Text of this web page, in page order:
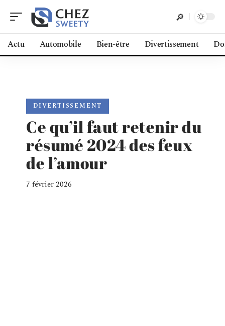
Actu Automobile Bien-être Divertissement
DIVERTISSEMENT
Ce qu’il faut retenir du
résumé 2024 des feux
de l’amour
7 février 2026